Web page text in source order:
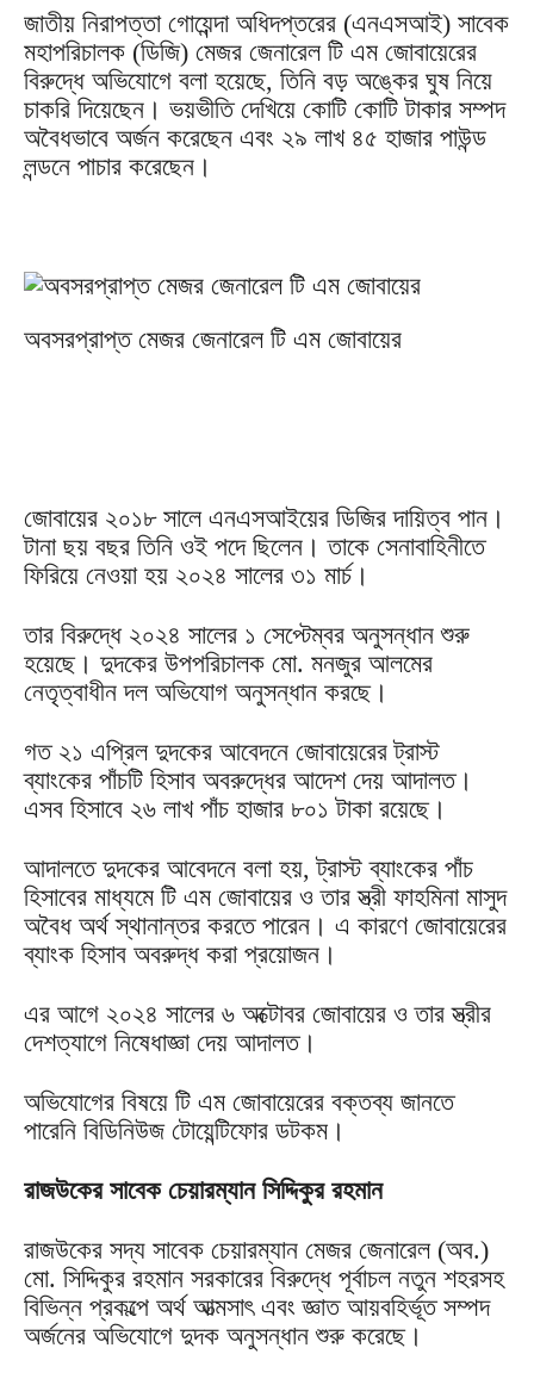
জাতীয় নিরাপত্তা গোয়েন্দা অধিদপ্তরের (এনএসআই) সাবেক
মহাপরিচালক (ডিজি) মেজর জেনারেল টি এম জোবায়েরের
বিরুদ্ধে অভিযোগে বলা হয়েছে, তিনি বড় অঙ্কের ঘুষ নিয়ে
চাকরি দিয়েছেন। ভয়ভীতি দেখিয়ে কোটি কোটি টাকার সম্পদ
অবৈধভাবে অর্জন করেছেন এবং ২৯ লাখ ৪৫ হাজার পাউন্ড
লন্ডনে পাচার করেছেন।
অবসরপ্রাপ্ত মেজর জেনারেল টি এম জোবায়ের
জোবায়ের ২০১৮ সালে এনএসআইয়ের ডিজির দায়িত্ব পান।
টানা ছয় বছর তিনি ওই পদে ছিলেন। তাকে সেনাবাহিনীতে
ফিরিয়ে নেওয়া হয় ২০২৪ সালের ৩১ মার্চ।
তার বিরুদ্ধে ২০২৪ সালের ১ সেপ্টেম্বর অনুসন্ধান শুরু
হয়েছে। দুদকের উপপরিচালক মো. মনজুর আলমের
নেতৃত্বাধীন দল অভিযোগ অনুসন্ধান করছে।
গত ২১ এপ্রিল দুদকের আবেদনে জোবায়েরের ট্রাস্ট
ব্যাংকের পাঁচটি হিসাব অবরুদ্ধের আদেশ দেয় আদালত।
এসব হিসাবে ২৬ লাখ পাঁচ হাজার ৮০১ টাকা রয়েছে।
আদালতে দুদকের আবেদনে বলা হয়, ট্রাস্ট ব্যাংকের পাঁচ
হিসাবের মাধ্যমে টি এম জোবায়ের ও তার স্ত্রী ফাহমিনা মাসুদ
অবৈধ অর্থ স্থানান্তর করতে পারেন। এ কারণে জোবায়েরের
ব্যাংক হিসাব অবরুদ্ধ করা প্রয়োজন।
এর আগে ২০২৪ সালের ৬ অক্টোবর জোবায়ের ও তার স্ত্রীর
দেশত্যাগে নিষেধাজ্ঞা দেয় আদালত।
অভিযোগের বিষয়ে টি এম জোবায়েরের বক্তব্য জানতে
পারেনি বিডিনিউজ টোয়েন্টিফোর ডটকম।
রাজউকের সাবেক চেয়ারম্যান সিদ্দিকুর রহমান
রাজউকের সদ্য সাবেক চেয়ারম্যান মেজর জেনারেল (অব.)
মো. সিদ্দিকুর রহমান সরকারের বিরুদ্ধে পূর্বাচল নতুন শহরসহ
বিভিন্ন প্রকল্পে অর্থ আত্মসাৎ এবং জ্ঞাত আয়বহির্ভূত সম্পদ
অর্জনের অভিযোগে দুদক অনুসন্ধান শুরু করেছে।